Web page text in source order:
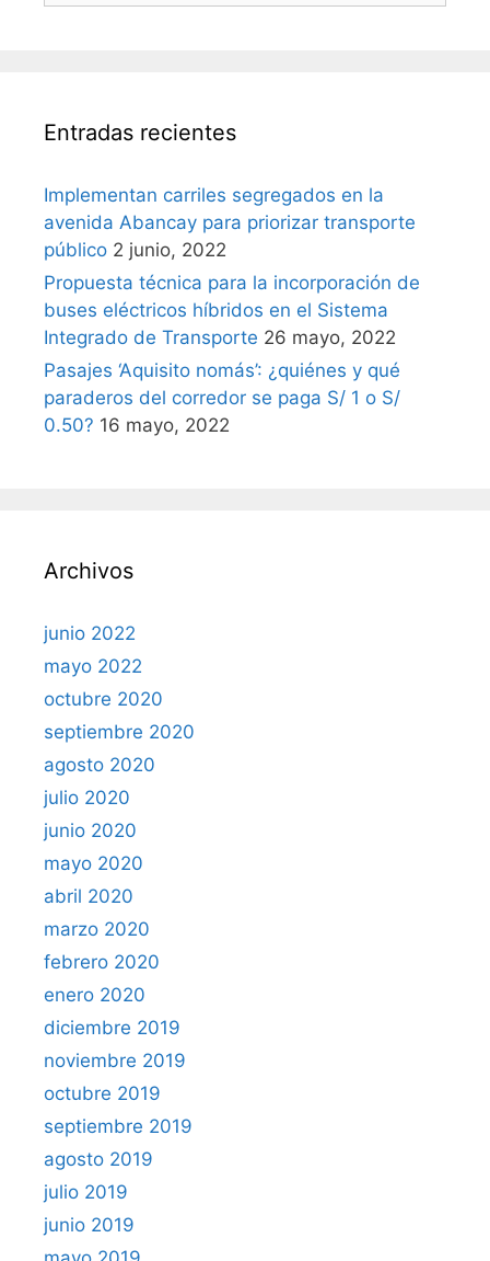
Entradas recientes
Implementan carriles segregados en la
avenida Abancay para priorizar transporte
público 2 junio, 2022
Propuesta técnica para la incorporación de
buses eléctricos híbridos en el Sistema
Integrado de Transporte 26 mayo, 2022
Pasajes ‘Aquisito nomás’: ¿quiénes y qué
paraderos del corredor se paga S/ 1 o S/
0.50? 16 mayo, 2022
Archivos
junio 2022
mayo 2022
octubre 2020
septiembre 2020
agosto 2020
julio 2020
junio 2020
mayo 2020
abril 2020
marzo 2020
febrero 2020
enero 2020
diciembre 2019
noviembre 2019
octubre 2019
septiembre 2019
agosto 2019
julio 2019
junio 2019